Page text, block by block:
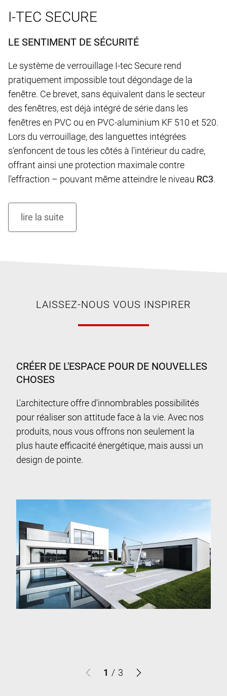
I-TEC SECURE
LE SENTIMENT DE SÉCURITÉ
Le système de verrouillage I-tec Secure rend
pratiquement impossible tout dégondage de la
fenêtre. Ce brevet, sans équivalent dans le secteur
des fenêtres, est déjà intégré de série dans les
fenêtres en PVC ou en PVC-aluminium KF 510 et 520.
Lors du verrouillage, des languettes intégrées
s'enfoncent de tous les côtés à l'intérieur du cadre,
offrant ainsi une protection maximale contre
l'effraction – pouvant même atteindre le niveau RC3.
LAISSEZ-NOUS VOUS INSPIRER
CRÉER DE L'ESPACE POUR DE NOUVELLES
CHOSES
L'architecture offre d'innombrables possibilités
pour réaliser son attitude face à la vie. Avec nos
produits, nous vous offrons non seulement la
plus haute efficacité énergétique, mais aussi un
design de pointe.
1 / 3